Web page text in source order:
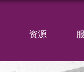
资源